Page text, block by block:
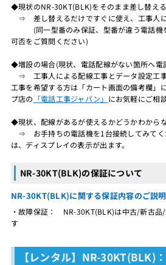
◆現状のNR-30KT(BLK)をそのまま差し替え
⇒ 差し替えるだけですぐに使え、工事人に
(同一型番のみ保証、型番が違う電話機
可否をご質問ください)
◆増設の場合(現状、電話配線がない箇所へ電
⇒ 工事人による配線工事とデータ設定工事
工事を希望する方は「カート画面の備考欄」
プ店の 「電話工事ジャパン」 にお気軽にご相
◆現状、配線があるが使えるかどうかわから
⇒ お手持ちの電話機を1台接続してみてく
は、ディスプレイの表示が出ます。
NR-30KT(BLK)の保証について
NR-30KT(BLK)に関する保証内容のご説明
・故障保証： NR-30KT(BLK)は中古/新古品
す
【レンタル】NR-30KT(BLK)